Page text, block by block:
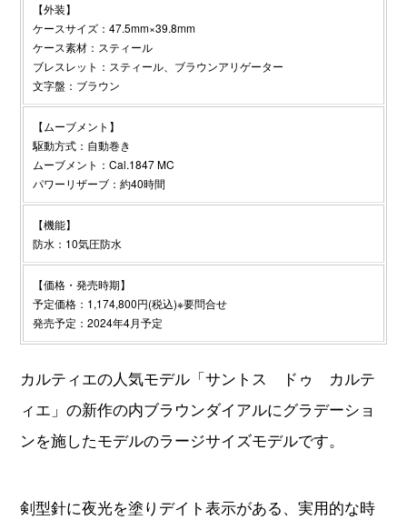
【外装】
ケースサイズ：47.5mm×39.8mm
ケース素材：スティール
ブレスレット：スティール、ブラウンアリゲーター
文字盤：ブラウン
【ムーブメント】
駆動方式：自動巻き
ムーブメント：Cal.1847 MC
パワーリザーブ：約40時間
【機能】
防水：10気圧防水
【価格・発売時期】
予定価格：1,174,800円(税込)※要問合せ
発売予定：2024年4月予定
カルティエの人気モデル「サントス ドゥ カルテ
ィエ」の新作の内ブラウンダイアルにグラデーショ
ンを施したモデルのラージサイズモデルです。
剣型針に夜光を塗りデイト表示がある、実用的な時